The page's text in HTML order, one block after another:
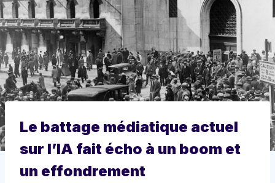
Le battage médiatique actuel
sur l’IA fait écho à un boom et
un effondrement